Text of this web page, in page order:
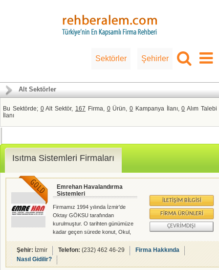
Sektörler Şehirler
Alt Sektörler
Bu Sektörde; 0Alt Sektör, 167 Firma, 0Ürün,0 Kampanya İlanı,0 Alım Talebi
İlanı
Isıtma Sistemleri Firmaları
Emrehan Havalandırma
Sistemleri
Firmamız 1994 yılında İzmir'de
Oktay GÖKSU tarafından
kurulmuştur. O tarihten günümüze
kadar geçen sürede konut, Okul,
hastane, otel, yurt, fabrika, gibi
kurum ve kuruluşların ısıtma,
soğutma, havalandırma ve
iklimlendirme gibi mekani tesisat
İLETIŞIM BILGISI
FIRMA ÜRÜNLERI
ÇEVRIMDIŞI
Şehir:İzmir Telefon:(232) 462 46-29
Firma Hakkında
Nasıl Gidilir?